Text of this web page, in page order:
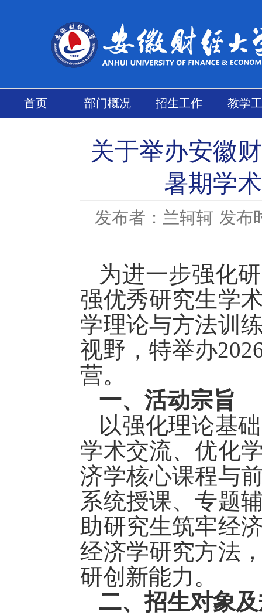
首页 部门概况 招生工作 教学
关于举办安徽
暑期学
发布者：兰轲轲 发布
为进一步强化
强优秀研究生学
学理论与方法训
视野，特举办
营。
一、活动宗旨
以强化理论基
学术交流、优化
济学核心课程与
系统授课、专题
助研究生筑牢经
经济学研究方法
研创新能力。
二、招生对象